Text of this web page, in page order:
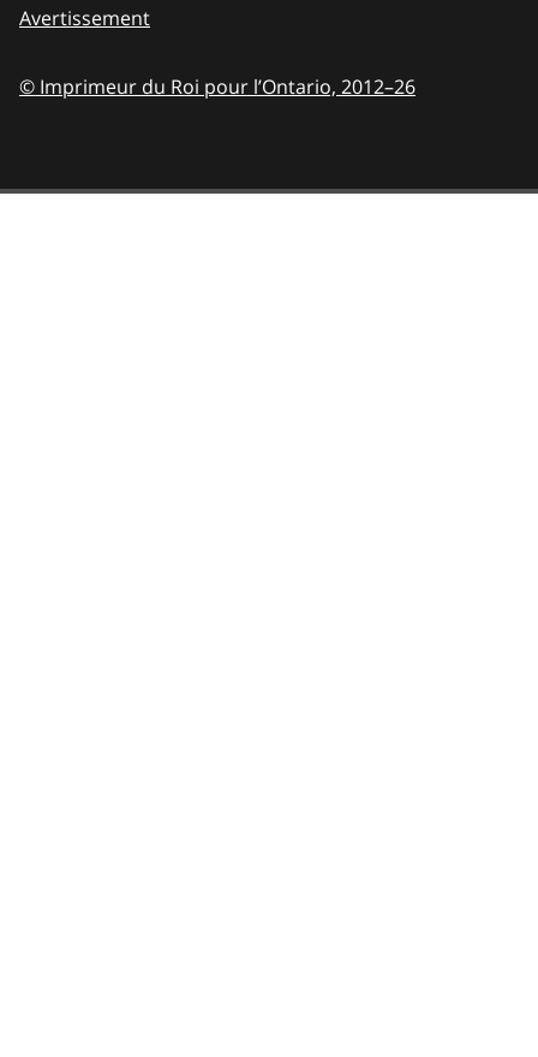
Avertissement
© Imprimeur du Roi pour l’Ontario, 2012–26